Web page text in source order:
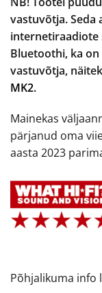
vastuvõtja. Seda
internetiraadiote
Bluetoothi, ka
vastuvõtja,
MK2.
Mainekas
pärjanud oma
aasta 2023
Põhjalikuma info